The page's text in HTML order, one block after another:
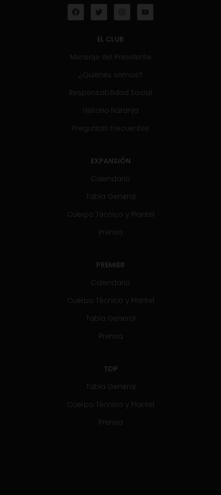
EL CLUB
Mensaje del Presidente
¿Quiénes somos?
Responsabilidad Social
Historia Naranja
Preguntas Frecuentes
EXPANSIÓN
Calendario
Tabla General
Cuerpo Técnico y Plantel
Prensa
PREMIER
Calendario
Cuerpo Técnico y Plantel
Tabla General
Prensa
TDP
Tabla General
Cuerpo Técnico y Plantel
Prensa